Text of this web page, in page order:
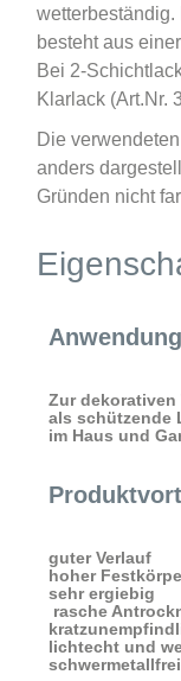
besteht aus
Bei 2-
Klarlack (Art.Nr.
Die
anders
Gründen nicht
Zur dekorativen
als schützende
im Haus und
guter Verlauf
hoher
sehr ergiebig
rasche
lichtecht und